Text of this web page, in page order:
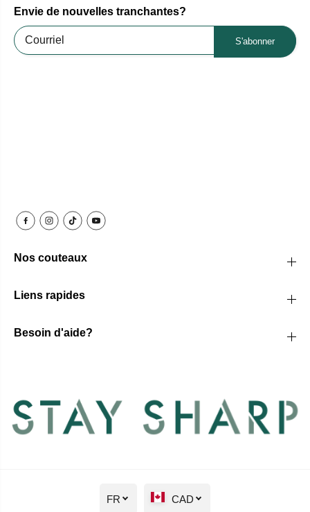
Envie de nouvelles tranchantes?
S'abonner
Nos couteaux
Liens rapides
Besoin d'aide?
FR CAD